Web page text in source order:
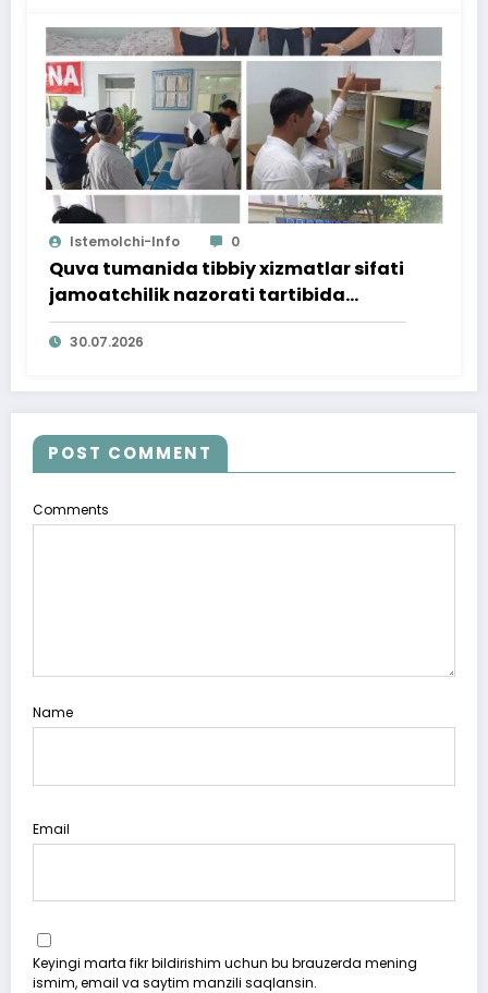
Istemolchi-Info 0
Quva tumanida tibbiy xizmatlar sifati
jamoatchilik nazorati tartibida
o‘rganildi
30.07.2026
POST COMMENT
Comments
Name
Email
Keyingi marta fikr bildirishim uchun bu brauzerda mening
ismim, email va saytim manzili saqlansin.